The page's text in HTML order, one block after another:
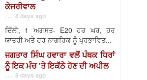
ਕੇਜਰੀਵਾਲ
. . . 8 days ago
ਦਿੱਲੀ, 1 ਅਗਸਤ- E20 ਹਰ ਘਰ, ਹਰ
ਯਾਤਰੀ ਅਤੇ ਹਰ ਨਾਗਰਿਕ ਨੂੰ ਪ੍ਰਭਾਵਿਤ...
ਜਗਤਾਰ ਸਿੰਘ ਹਵਾਰਾ ਵਲੋਂ ਪੰਥਕ ਧਿਰਾਂ
ਨੂੰ ਇਕ ਮੰਚ 'ਤੇ ਇਕੱਠੇ ਹੋਣ ਦੀ ਅਪੀਲ
. . . 8 days ago